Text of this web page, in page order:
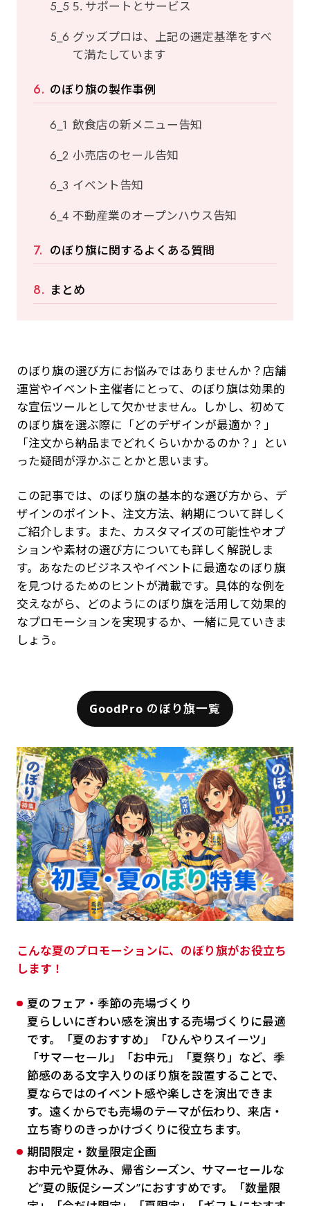
5. サポートとサービス
グッズプロは、上記の選定基準をすべ
て満たしています
のぼり旗の製作事例
飲食店の新メニュー告知
小売店のセール告知
イベント告知
不動産業のオープンハウス告知
のぼり旗に関するよくある質問
まとめ
のぼり旗の選び方にお悩みではありませんか？店舗
運営やイベント主催者にとって、のぼり旗は効果的
な宣伝ツールとして欠かせません。しかし、初めて
のぼり旗を選ぶ際に「どのデザインが最適か？」
「注文から納品までどれくらいかかるのか？」とい
った疑問が浮かぶことかと思います。
この記事では、のぼり旗の基本的な選び方から、デ
ザインのポイント、注文方法、納期について詳しく
ご紹介します。また、カスタマイズの可能性やオプ
ションや素材の選び方についても詳しく解説しま
す。あなたのビジネスやイベントに最適なのぼり旗
を見つけるためのヒントが満載です。具体的な例を
交えながら、どのようにのぼり旗を活用して効果的
なプロモーションを実現するか、一緒に見ていきま
しょう。
GoodPro のぼり旗一覧
こんな夏のプロモーションに、のぼり旗がお役立ち
します！
夏のフェア・季節の売場づくり
夏らしいにぎわい感を演出する売場づくりに最適
です。「夏のおすすめ」「ひんやりスイーツ」
「サマーセール」「お中元」「夏祭り」など、季
節感のある文字入りのぼり旗を設置することで、
夏ならではのイベント感や楽しさを演出できま
す。遠くからでも売場のテーマが伝わり、来店・
立ち寄りのきっかけづくりに役立ちます。
期間限定・数量限定企画
お中元や夏休み、帰省シーズン、サマーセールな
ど“夏の販促シーズン”におすすめです。「数量限